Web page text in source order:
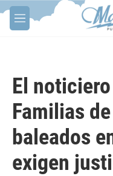
Skip to main content
M
e
El
Familias
baleados
exigen